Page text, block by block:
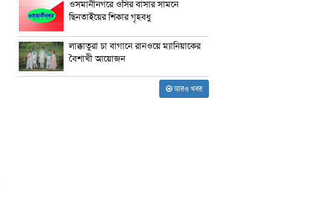
ওসমানীনগরে ওসির বাসার সামনে
ছিনতাইয়ের শিকার গৃহবধু
লাক্কাতুরা চা বাগানে রানওয়ে ম্যানিয়াকের
বৈশাখী আয়োজন
আরও খবর